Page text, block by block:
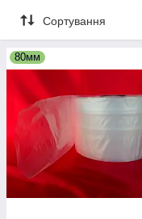
Сортування
80мм